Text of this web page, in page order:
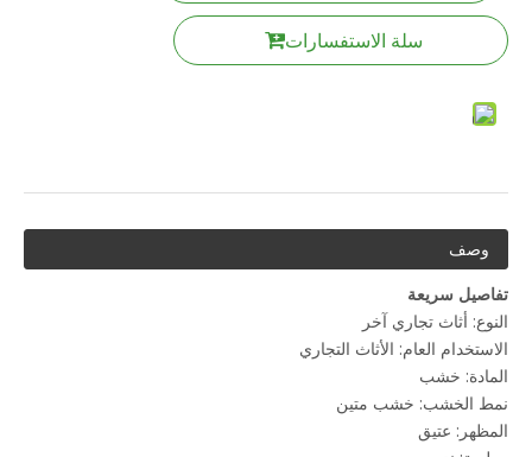
سلة الاستفسارات
وصف
تفاصيل سريعة
النوع: أثاث تجاري آخر
الاستخدام العام: الأثاث التجاري
المادة: خشب
نمط الخشب: خشب متين
المظهر: عتيق